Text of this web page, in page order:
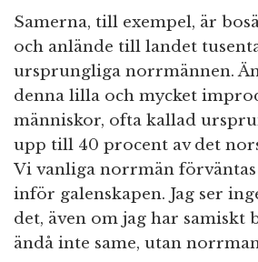
Samerna, till exempel, är
och anlände till landet
ursprungliga norrmännen.
denna lilla och mycket
människor, ofta kallad
upp till 40 procent av det
Vi vanliga norrmän
inför galenskapen. Jag ser
det, även om jag har samiskt
ändå inte same, utan